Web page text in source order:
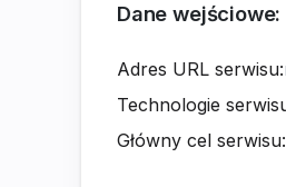
Dane wejściowe:
Adres URL serwisu:
Technologie
Główny cel serwisu: